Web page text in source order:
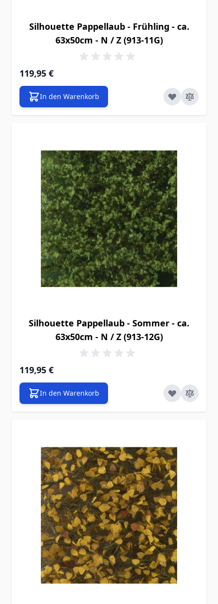
Silhouette Pappellaub - Frühling - ca.
63x50cm - N / Z (913-11G)
119,95 €
In den Warenkorb
Silhouette Pappellaub - Sommer - ca.
63x50cm - N / Z (913-12G)
119,95 €
In den Warenkorb